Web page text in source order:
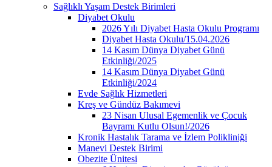
Sağlıklı Yaşam Destek Birimleri
Diyabet Okulu
2026 Yılı Diyabet Hasta Okulu Programı
Diyabet Hasta Okulu/15.04.2026
14 Kasım Dünya Diyabet Günü
Etkinliği/2025
14 Kasım Dünya Diyabet Günü
Etkinliği/2024
Evde Sağlık Hizmetleri
Kreş ve Gündüz Bakımevi
23 Nisan Ulusal Egemenlik ve Çocuk
Bayramı Kutlu Olsun!/2026
Kronik Hastalık Tarama ve İzlem Polikliniği
Manevi Destek Birimi
Obezite Ünitesi